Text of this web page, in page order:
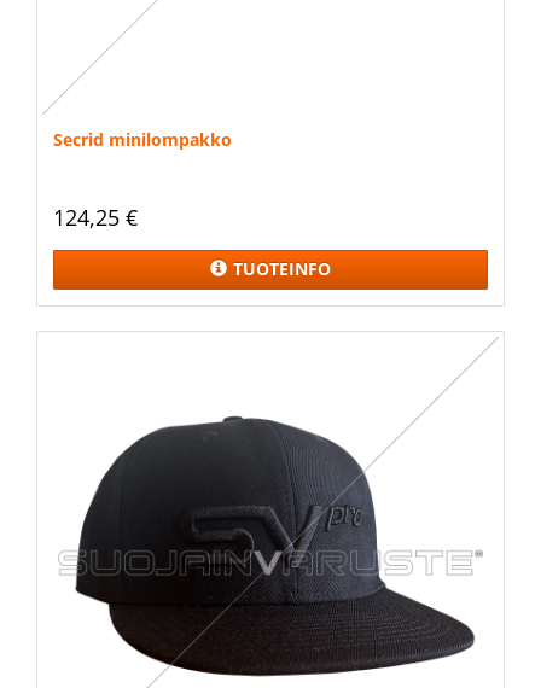
Secrid minilompakko
124,25 €
TUOTEINFO